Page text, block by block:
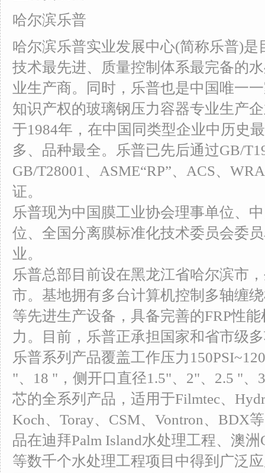
哈尔滨乐普
哈尔滨乐普实业发展中心(简称乐普)
技术最先进、质量控制体系最完备的
业生产商。同时，乐普也是中国唯一
知识产权的玻璃钢压力容器专业生产
于1984年，在中国同类型企业中历史
多、品种最全。乐普已先后通过GB/
GB/T28001、ASME“RP”、ACS、
证。
乐普现为中国膜工业协会理事单位、
位、全国分离膜标准化技术委员会委
业。
乐普总部目前设在黑龙江省哈尔滨市
市。基地拥有多台计算机控制多轴缠
等先进生产设备，具备完善的FRP性
力。目前，乐普正承担国家和省市级
乐普系列产品覆盖工作压力
"、18 "，侧开口直径1.5"、2"、2.5 "、
芯的全系列产品，适用于Filmtec、
Koch、Toray、CSM、Vontron、BDX
品在迪拜Palm Island水处理工程、澳
等数千个水处理工程项目中得到广泛